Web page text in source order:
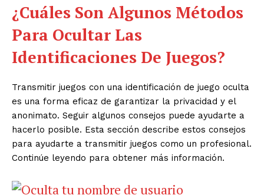
¿Cuáles Son Algunos Métodos
Para Ocultar Las
Identificaciones De Juegos?
Transmitir juegos con una identificación de juego oculta
es una forma eficaz de garantizar la privacidad y el
anonimato. Seguir algunos consejos puede ayudarte a
hacerlo posible. Esta sección describe estos consejos
para ayudarte a transmitir juegos como un profesional.
Continúe leyendo para obtener más información.